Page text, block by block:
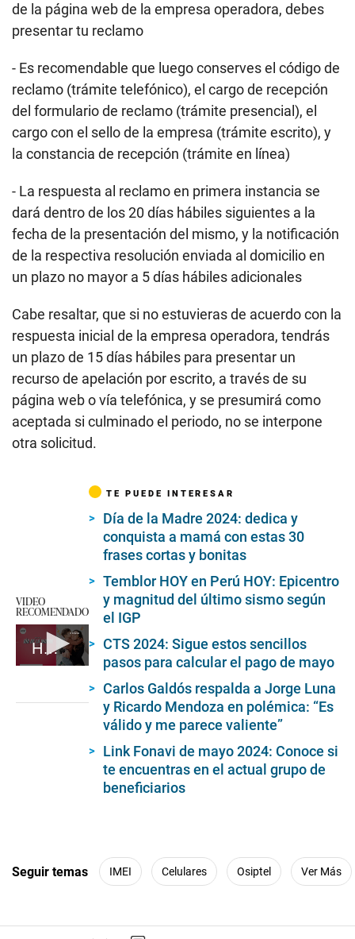
de la página web de la empresa operadora, debes
presentar tu reclamo
- Es recomendable que luego conserves el código de
reclamo (trámite telefónico), el cargo de recepción
del formulario de reclamo (trámite presencial), el
cargo con el sello de la empresa (trámite escrito), y
la constancia de recepción (trámite en línea)
- La respuesta al reclamo en primera instancia se
dará dentro de los 20 días hábiles siguientes a la
fecha de la presentación del mismo, y la notificación
de la respectiva resolución enviada al domicilio en
un plazo no mayor a 5 días hábiles adicionales
Cabe resaltar, que si no estuvieras de acuerdo con la
respuesta inicial de la empresa operadora, tendrás
un plazo de 15 días hábiles para presentar un
recurso de apelación por escrito, a través de su
página web o vía telefónica, y se presumirá como
aceptada si culminado el periodo, no se interpone
otra solicitud.
VIDEO
RECOMENDADO
Historia del Día de la Madre ¿por qué se celebra?
TE PUEDE INTERESAR
Día de la Madre 2024: dedica y
conquista a mamá con estas 30
frases cortas y bonitas
Temblor HOY en Perú HOY: Epicentro
y magnitud del último sismo según
el IGP
CTS 2024: Sigue estos sencillos
pasos para calcular el pago de mayo
Carlos Galdós respalda a Jorge Luna
y Ricardo Mendoza en polémica: “Es
válido y me parece valiente”
Link Fonavi de mayo 2024: Conoce si
te encuentras en el actual grupo de
beneficiarios
Seguir temas IMEI Celulares Osiptel Ver Más